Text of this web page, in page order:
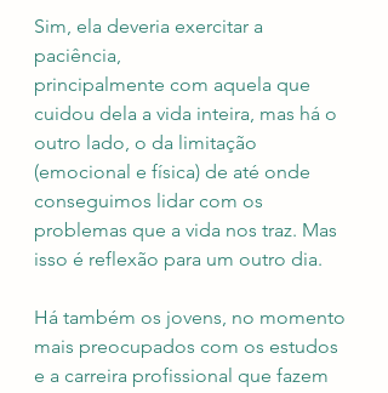
Sim, ela deveria exercitar a
paciência,
principalmente com aquela que
cuidou dela a vida inteira, mas há o
outro lado, o da limitação
(emocional e física) de até onde
conseguimos lidar com os
problemas que a vida nos traz. Mas
isso é reflexão para um outro dia.
Há também os jovens, no momento
mais preocupados com os estudos
e a carreira profissional que fazem